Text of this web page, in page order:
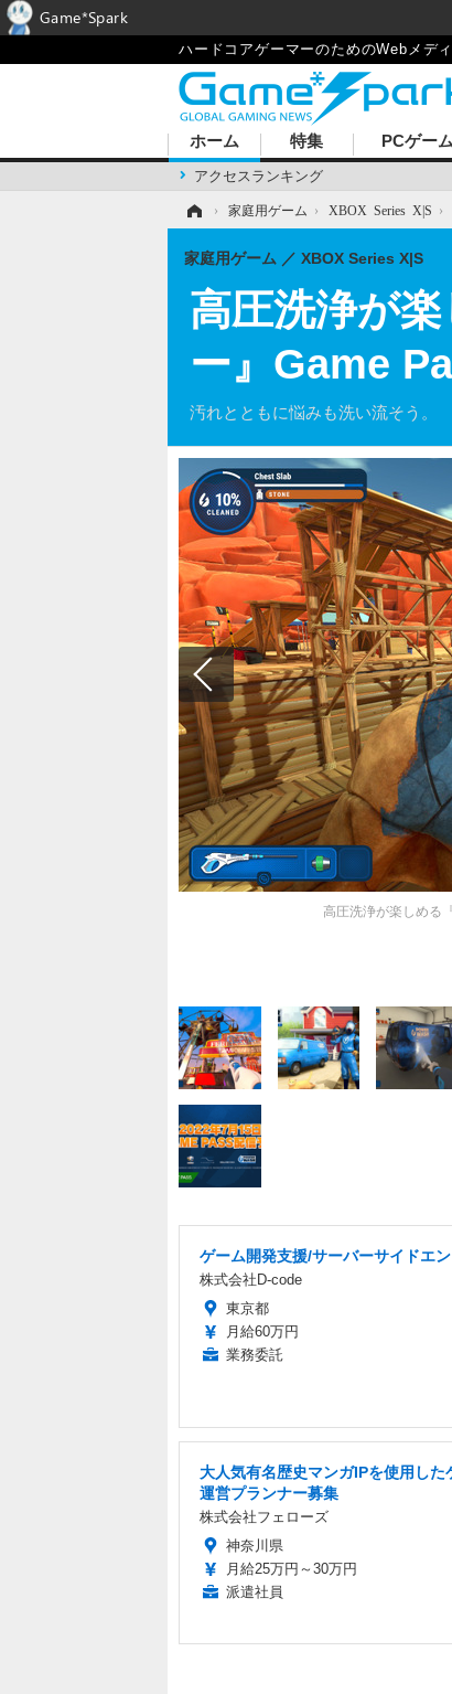
ハードコアゲーマーのためのWebメデ
ホーム
アクセスランキング
特集 PCゲーム
› 家庭用ゲーム › XBOX Series X|S ›
高圧洗浄が
ー』Game
汚れとともに悩みも洗い流そう。
家庭用ゲーム XBOX Series X|S
高圧洗浄が楽しめる
ゲーム開発支援/サーバーサイドエ
株式会社D-code
東京都
月給60万円
業務委託
大人気有名歴史マンガIPを使用した
運営プランナー募集
株式会社フェローズ
神奈川県
月給25万円～30万円
派遣社員
Game*Spark